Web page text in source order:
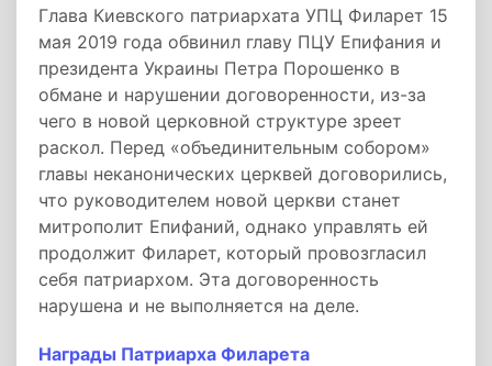
Глава Киевского патриархата УПЦ Филарет 15
мая 2019 года обвинил главу ПЦУ Епифания и
президента Украины Петра Порошенко в
обмане и нарушении договоренности, из-за
чего в новой церковной структуре зреет
раскол. Перед «объединительным собором»
главы неканонических церквей договорились,
что руководителем новой церкви станет
митрополит Епифаний, однако управлять ей
продолжит Филарет, который провозгласил
себя патриархом. Эта договоренность
нарушена и не выполняется на деле.
Награды Патриарха Филарета